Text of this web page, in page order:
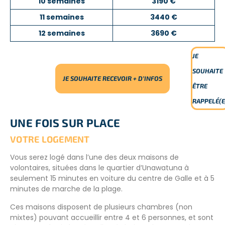
11 semaines
3440 €
12 semaines
3690 €
JE SOUHAITE RECEVOIR + D’INFOS
JE
SOUHAITE
ÊTRE
UNE FOIS SUR PLACE
VOTRE LOGEMENT
Vous serez logé dans l’une des deux maisons de
volontaires, situées dans le quartier d’Unawatuna à
seulement 15 minutes en voiture du centre de Galle et à 5
minutes de marche de la plage.
Ces maisons disposent de plusieurs chambres (non
mixtes) pouvant accueillir entre 4 et 6 personnes, et sont